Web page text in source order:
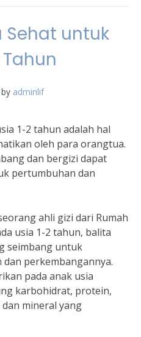
Sehat untuk
by adminlif
1-2 tahun adalah hal
oleh para orangtua.
dan bergizi dapat
pertumbuhan dan
ahli gizi dari Rumah
usia 1-2 tahun, balita
seimbang untuk
perkembangannya.
pada anak usia
karbohidrat, protein,
mineral yang